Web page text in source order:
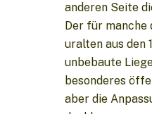
anderen Seite
Der für
uralten aus den
unbebaute
besonderes
aber die